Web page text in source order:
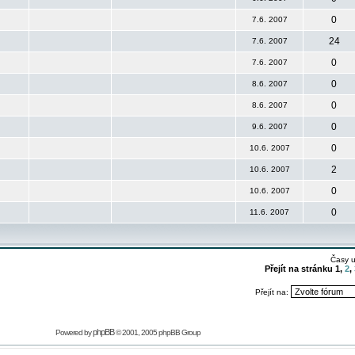
7.6. 2007 0
7.6. 2007 24
7.6. 2007 0
8.6. 2007 0
8.6. 2007 0
9.6. 2007 0
10.6. 2007 0
10.6. 2007 2
10.6. 2007 0
11.6. 2007 0
Časy
Přejít na stránku 1, 2,
Přejít na:
Powered byphpBB© 2001, 2005 phpBB Group